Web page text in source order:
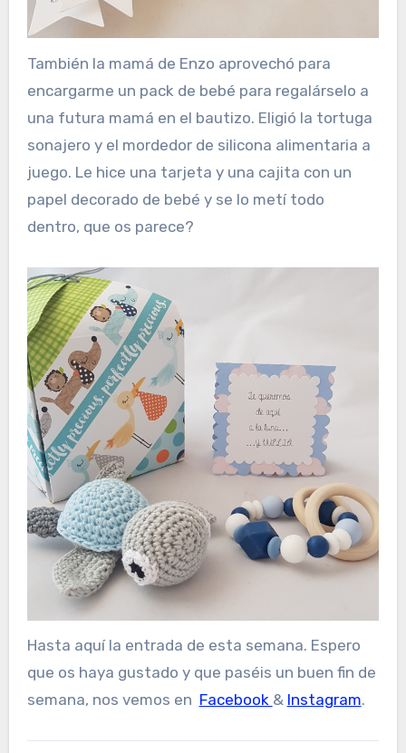
También la mamá de Enzo aprovechó para
encargarme un pack de bebé para regalárselo a
una futura mamá en el bautizo. Eligió la tortuga
sonajero y el mordedor de silicona alimentaria a
juego. Le hice una tarjeta y una cajita con un
papel decorado de bebé y se lo metí todo
dentro, que os parece?
Hasta aquí la entrada de esta semana. Espero
que os haya gustado y que paséis un buen fin de
semana, nos vemos en Facebook & Instagram.